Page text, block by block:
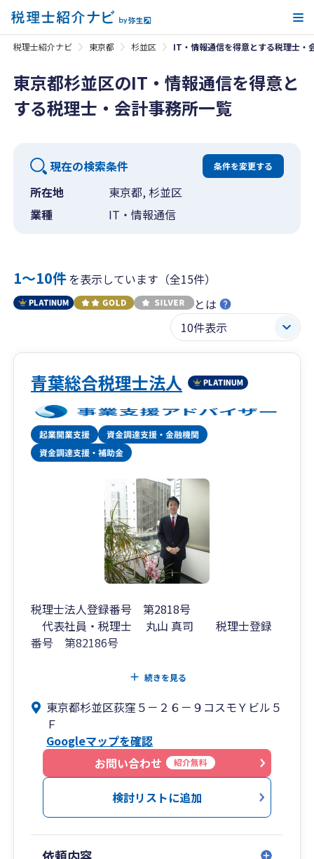
税理士紹介ナビ 東京都 杉並区 IT・情報通信を得意とする税理士・
東京都杉並区のIT・情報通信を得意と
する税理士・会計事務所一覧
現在の検索条件 条件を変更する
所在地
東京都, 杉並区
業種
IT・情報通信
1〜10件を表示しています（全15件）
とは
青葉総合税理士法人
税理士法人登録番号 第2818号
代表社員・税理士 丸山 真司 税理士登録
番号 第82186号
創業 昭和10年 平成25年税理士法人に組織変
続きを見る
東京都杉並区荻窪５－２６－９コスモＹビル５
Ｆ
Googleマップを確認
お問い合わせ
紹介無料
検討リストに追加
依頼内容